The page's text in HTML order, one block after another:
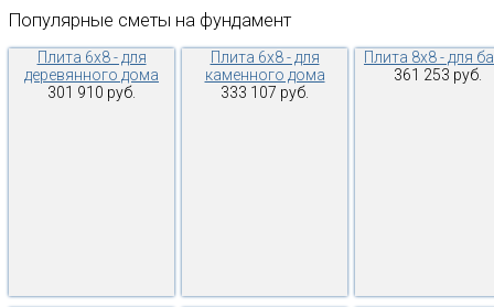
Популярные сметы на фундамент
Плита 6х8 - для
деревянного дома
301 910 руб.
Плита 6х8 - для
каменного дома
333 107 руб.
Плита 8х8 - для
361 253 руб.